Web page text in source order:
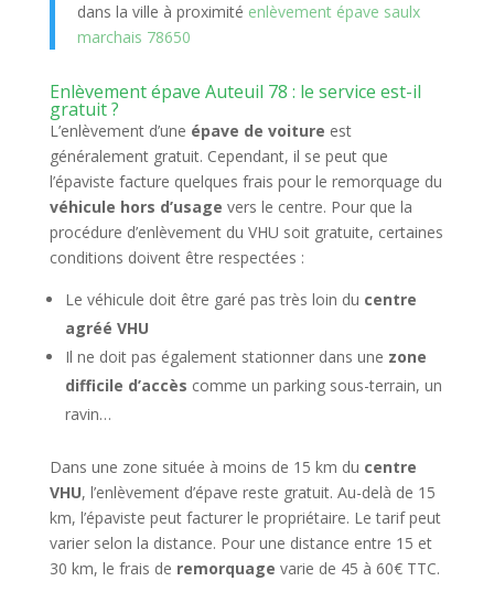
dans la ville à proximité enlèvement épave saulx
marchais 78650
Enlèvement épave Auteuil 78 : le service est-il
gratuit ?
L’enlèvement d’une épave de voiture est
généralement gratuit. Cependant, il se peut que
l’épaviste facture quelques frais pour le remorquage du
véhicule hors d’usage vers le centre. Pour que la
procédure d’enlèvement du VHU soit gratuite, certaines
conditions doivent être respectées :
Le véhicule doit être garé pas très loin du centre
agréé VHU
Il ne doit pas également stationner dans une zone
difficile d’accès comme un parking sous-terrain, un
ravin…
Dans une zone située à moins de 15 km du centre
VHU, l’enlèvement d’épave reste gratuit. Au-delà de 15
km, l’épaviste peut facturer le propriétaire. Le tarif peut
varier selon la distance. Pour une distance entre 15 et
30 km, le frais de remorquage varie de 45 à 60€ TTC.